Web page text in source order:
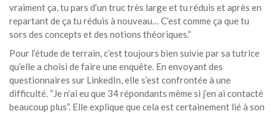
vraiment ça, tu pars d’un truc très large et tu réduis et après en
repartant de ça tu réduis à nouveau… C’est comme ça que tu
sors des concepts et des notions théoriques.”
Pour l’étude de terrain, c’est toujours bien suivie par sa tutrice
qu’elle a choisi de faire une enquête. En envoyant des
questionnaires sur LinkedIn, elle s’est confrontée à une
difficulté. “Je n’ai eu que 34 répondants même si j’en ai contacté
beaucoup plus”. Elle explique que cela est certainement lié à son